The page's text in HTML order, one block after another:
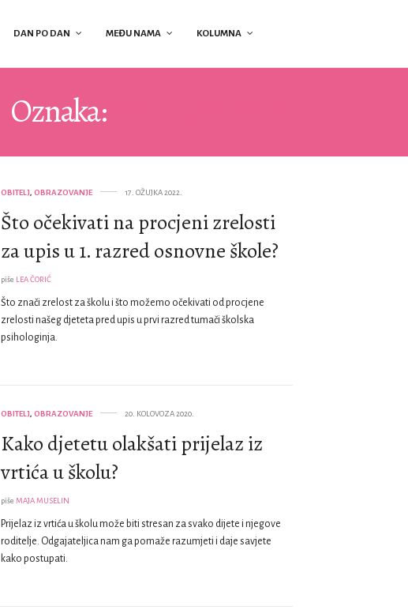
DAN PO DAN MEĐU NAMA KOLUMNA
Oznaka:
OBITELJ, OBRAZOVANJE 17. OŽUJKA 2022.
Što očekivati na procjeni zrelosti
za upis u 1. razred osnovne škole?
piše LEA ČORIĆ
Što znači zrelost za školu i što možemo očekivati od procjene
zrelosti našeg djeteta pred upis u prvi razred tumači školska
psihologinja.
OBITELJ, OBRAZOVANJE 20. KOLOVOZA 2020.
Kako djetetu olakšati prijelaz iz
vrtića u školu?
piše MAJA MUSELIN
Prijelaz iz vrtića u školu može biti stresan za svako dijete i njegove
roditelje. Odgajateljica nam ga pomaže razumjeti i daje savjete
kako postupati.